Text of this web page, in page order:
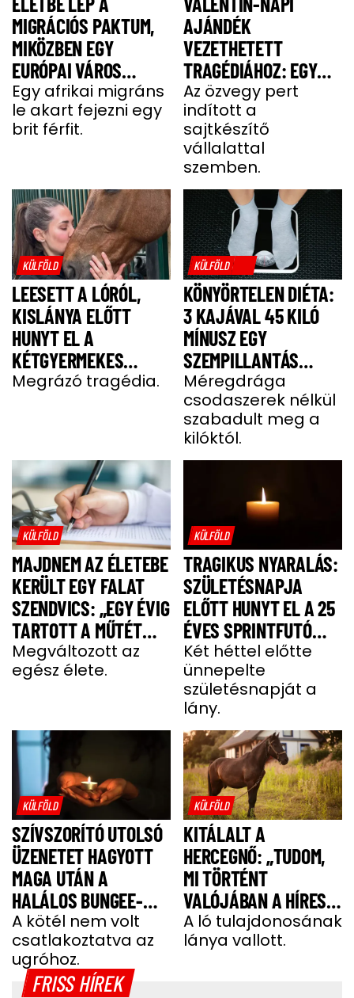
MIGRÁCIÓS PAKTUM,
MIKÖZBEN EGY
EURÓPAI VÁROS
LÁNGOKBAN ÁLL A
MIGRÁNSERŐSZAK
MIATT
Egy afrikai migráns
le akart fejezni egy
brit férfit.
AJÁNDÉK
VEZETHETETT
TRAGÉDIÁHOZ: EGY
SAJT MIATT HALT MEG
A FÉRJ
Az özvegy pert
indított a
sajtkészítő
vállalattal
szemben.
KÜLFÖLD
LEESETT A LÓRÓL,
KISLÁNYA ELŐTT
HUNYT EL A
KÉTGYERMEKES
DONATELLA
Megrázó tragédia.
KÜLFÖLD
KÖNYÖRTELEN DIÉTA:
3 KAJÁVAL 45 KILÓ
MÍNUSZ EGY
SZEMPILLANTÁS
ALATT
Méregdrága
csodaszerek nélkül
szabadult meg a
kilóktól.
KÜLFÖLD
MAJDNEM AZ ÉLETEBE
KERÜLT EGY FALAT
SZENDVICS: „EGY ÉVIG
TARTOTT A MŰTÉT
UTÁNI FELÉPÜLÉS”
Megváltozott az
egész élete.
KÜLFÖLD
TRAGIKUS NYARALÁS:
SZÜLETÉSNAPJA
ELŐTT HUNYT EL A 25
ÉVES SPRINTFUTÓ
LÁNY
Két héttel előtte
ünnepelte
születésnapját a
lány.
KÜLFÖLD
SZÍVSZORÍTÓ UTOLSÓ
ÜZENETET HAGYOTT
MAGA UTÁN A
HALÁLOS BUNGEE-
UGRÁS ELŐTT A
FIATAL NŐ
A kötél nem volt
csatlakoztatva az
ugróhoz.
KÜLFÖLD
KITÁLALT A
HERCEGNŐ: „TUDOM,
MI TÖRTÉNT
VALÓJÁBAN A HÍRES
SHERGAR CSŐDÖRREL”
A ló tulajdonosának
lánya vallott.
FRISS HÍREK